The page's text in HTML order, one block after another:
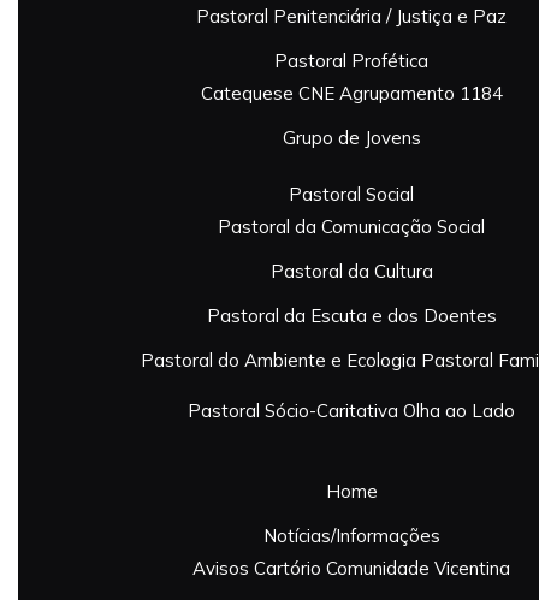
Pastoral Penitenciária / Justiça e Paz
Pastoral Profética
Catequese CNE Agrupamento 1184
Grupo de Jovens
Pastoral Social
Pastoral da Comunicação Social
Pastoral da Cultura
Pastoral da Escuta e dos Doentes
Pastoral do Ambiente e Ecologia Pastoral
Pastoral Sócio-Caritativa Olha ao Lado
Home
Notícias/Informações
Avisos Cartório Comunidade Vicentina